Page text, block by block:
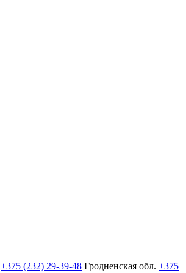
+375 (232) 29-39-48 Гродненская обл. +375